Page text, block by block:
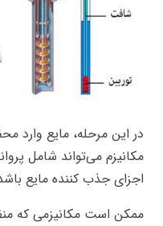
در این مرحله، مایع
مکانیزم می‌تواند شامل
اجزای جذب کننده مایع
ممکن است مکانیزمی که